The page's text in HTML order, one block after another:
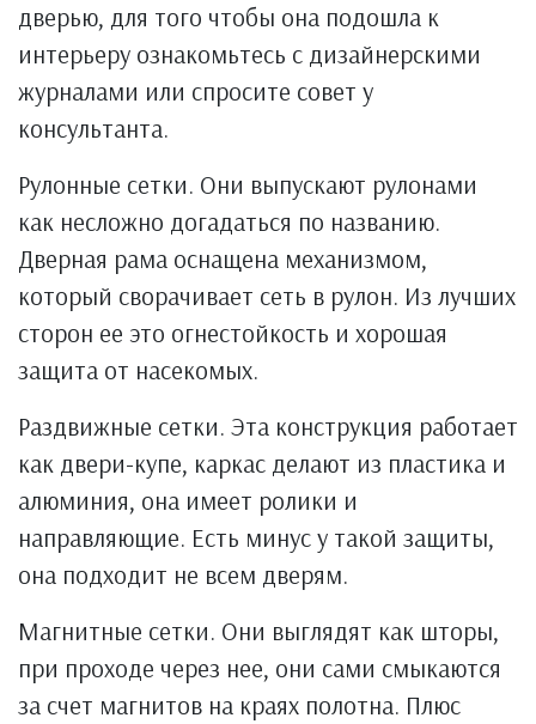
дверью, для того чтобы она подошла к
интерьеру ознакомьтесь с дизайнерскими
журналами или спросите совет у
консультанта.
Рулонные сетки. Они выпускают рулонами
как несложно догадаться по названию.
Дверная рама оснащена механизмом,
который сворачивает сеть в рулон. Из лучших
сторон ее это огнестойкость и хорошая
защита от насекомых.
Раздвижные сетки. Эта конструкция работает
как двери-купе, каркас делают из пластика и
алюминия, она имеет ролики и
направляющие. Есть минус у такой защиты,
она подходит не всем дверям.
Магнитные сетки. Они выглядят как шторы,
при проходе через нее, они сами смыкаются
за счет магнитов на краях полотна. Плюс